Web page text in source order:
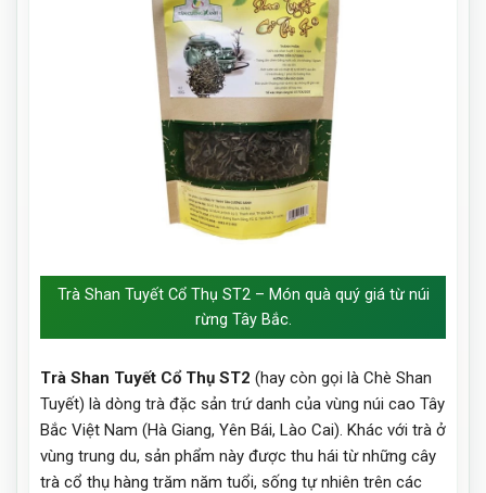
Trà Shan Tuyết Cổ Thụ ST2 – Món quà quý giá từ núi
rừng Tây Bắc.
Trà Shan Tuyết Cổ Thụ ST2 (hay còn gọi là Chè Shan
Tuyết) là dòng trà đặc sản trứ danh của vùng núi cao Tây
Bắc Việt Nam (Hà Giang, Yên Bái, Lào Cai). Khác với trà ở
vùng trung du, sản phẩm này được thu hái từ những cây
trà cổ thụ hàng trăm năm tuổi, sống tự nhiên trên các